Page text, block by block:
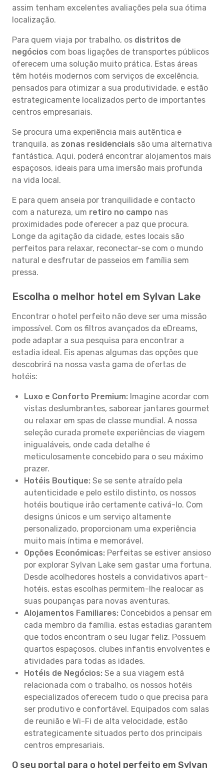
assim tenham excelentes avaliações pela sua ótima
localização.
Para quem viaja por trabalho, os distritos de
negócios com boas ligações de transportes públicos
oferecem uma solução muito prática. Estas áreas
têm hotéis modernos com serviços de excelência,
pensados para otimizar a sua produtividade, e estão
estrategicamente localizados perto de importantes
centros empresariais.
Se procura uma experiência mais autêntica e
tranquila, as zonas residenciais são uma alternativa
fantástica. Aqui, poderá encontrar alojamentos mais
espaçosos, ideais para uma imersão mais profunda
na vida local.
E para quem anseia por tranquilidade e contacto
com a natureza, um retiro no campo nas
proximidades pode oferecer a paz que procura.
Longe da agitação da cidade, estes locais são
perfeitos para relaxar, reconectar-se com o mundo
natural e desfrutar de passeios em família sem
pressa.
Escolha o melhor hotel em Sylvan Lake
Encontrar o hotel perfeito não deve ser uma missão
impossível. Com os filtros avançados da eDreams,
pode adaptar a sua pesquisa para encontrar a
estadia ideal. Eis apenas algumas das opções que
descobrirá na nossa vasta gama de ofertas de
hotéis:
Luxo e Conforto Premium: Imagine acordar com
vistas deslumbrantes, saborear jantares gourmet
ou relaxar em spas de classe mundial. A nossa
seleção curada promete experiências de viagem
inigualáveis, onde cada detalhe é
meticulosamente concebido para o seu máximo
prazer.
Hotéis Boutique: Se se sente atraído pela
autenticidade e pelo estilo distinto, os nossos
hotéis boutique irão certamente cativá-lo. Com
designs únicos e um serviço altamente
personalizado, proporcionam uma experiência
muito mais íntima e memorável.
Opções Económicas: Perfeitas se estiver ansioso
por explorar Sylvan Lake sem gastar uma fortuna.
Desde acolhedores hostels a convidativos apart-
hotéis, estas escolhas permitem-lhe realocar as
suas poupanças para novas aventuras.
Alojamentos Familiares: Concebidos a pensar em
cada membro da família, estas estadias garantem
que todos encontram o seu lugar feliz. Possuem
quartos espaçosos, clubes infantis envolventes e
atividades para todas as idades.
Hotéis de Negócios: Se a sua viagem está
relacionada com o trabalho, os nossos hotéis
especializados oferecem tudo o que precisa para
ser produtivo e confortável. Equipados com salas
de reunião e Wi-Fi de alta velocidade, estão
estrategicamente situados perto dos principais
centros empresariais.
O seu portal para o hotel perfeito em Sylvan